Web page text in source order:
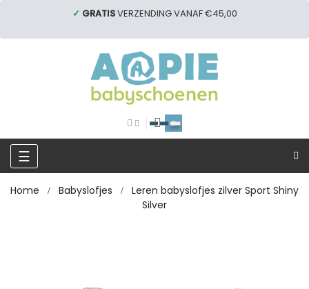
✓ GRATISVERZENDING VANAF €45,00
0
Toggle
navigation
☰
Home Babyslofjes
Leren babyslofjes zilver Sport Shiny
Silver